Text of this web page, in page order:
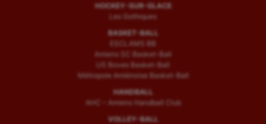
HOCKEY-SUR-GLACE
Les Gothiques
BASKET-BALL
ESCLAMS BB
Amiens SC Basket-Ball
US Boves Basket-Ball
Métropole Amiénoise Basket-Ball
HANDBALL
AHC – Amiens Handball Club
VOLLEY-BALL